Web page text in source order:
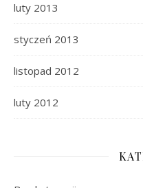
luty 2013
styczeń 2013
listopad 2012
luty 2012